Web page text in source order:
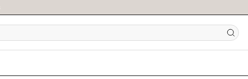
Kokybiški